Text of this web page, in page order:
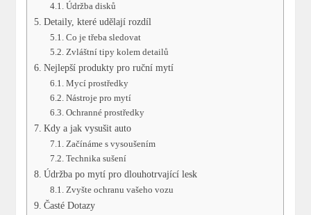
Údržba disků
Detaily, které udělají rozdíl
Co je třeba sledovat
Zvláštní tipy kolem detailů
Nejlepší produkty pro ruční mytí
Mycí prostředky
Nástroje pro mytí
Ochranné prostředky
Kdy a jak vysušit auto
Začínáme s vysoušením
Technika sušení
Údržba po mytí pro dlouhotrvající lesk
Zvyšte ochranu vašeho vozu
Časté Dotazy